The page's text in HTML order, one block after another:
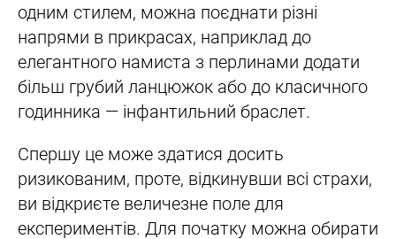
одним стилем, можна поєднати різні
напрями в прикрасах, наприклад до
елегантного намиста з перлинами додати
більш грубий ланцюжок або до класичного
годинника — інфантильний браслет.
Спершу це може здатися досить
ризикованим, проте, відкинувши всі страхи,
ви відкриєте величезне поле для
експериментів. Для початку можна обирати